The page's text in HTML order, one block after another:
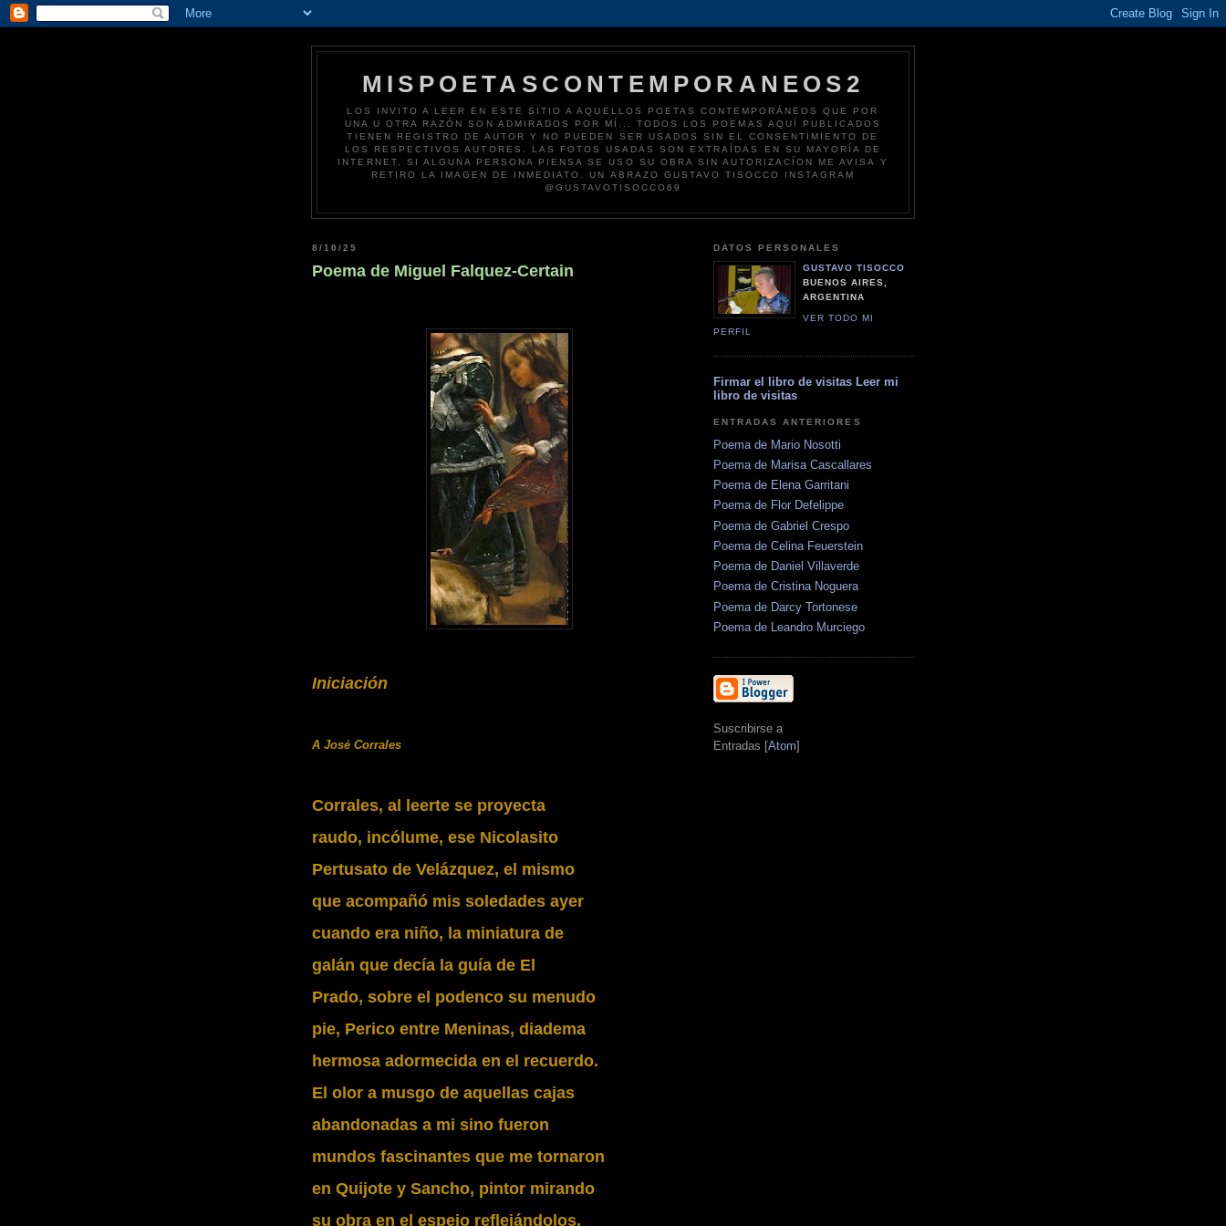
MISPOETASCONTEMPORANEOS2
LOS INVITO A LEER EN ESTE SITIO A AQUELLOS POETAS CONTEMPORÁNEOS QUE POR
UNA U OTRA RAZÓN SON ADMIRADOS POR MÍ... TODOS LOS POEMAS AQUÍ PUBLICADOS
TIENEN REGISTRO DE AUTOR Y NO PUEDEN SER USADOS SIN EL CONSENTIMIENTO DE
LOS RESPECTIVOS AUTORES. LAS FOTOS USADAS SON EXTRAÍDAS EN SU MAYORÍA DE
INTERNET, SI ALGUNA PERSONA PIENSA SE USO SU OBRA SIN AUTORIZACÍON ME AVISA Y
RETIRO LA IMAGEN DE INMEDIATO. UN ABRAZO GUSTAVO TISOCCO INSTAGRAM
@GUSTAVOTISOCCO69
8/10/25
Poema de Miguel Falquez-Certain
Iniciación
A José Corrales
Corrales, al leerte se proyecta
raudo, incólume, ese Nicolasito
Pertusato de Velázquez, el mismo
que acompañó mis soledades ayer
cuando era niño, la miniatura de
galán que decía la guía de El
Prado, sobre el podenco su menudo
pie, Perico entre Meninas, diadema
hermosa adormecida en el recuerdo.
El olor a musgo de aquellas cajas
abandonadas a mi sino fueron
mundos fascinantes que me tornaron
en Quijote y Sancho, pintor mirando
su obra en el espejo reflejándolos.
DATOS PERSONALES
GUSTAVO TISOCCO
BUENOS AIRES,
ARGENTINA
VER TODO MI
PERFIL
Firmar el libro de visitas Leer mi
libro de visitas
ENTRADAS ANTERIORES
Poema de Mario Nosotti
Poema de Marisa Cascallares
Poema de Elena Garritani
Poema de Flor Defelippe
Poema de Gabriel Crespo
Poema de Celina Feuerstein
Poema de Daniel Villaverde
Poema de Cristina Noguera
Poema de Darcy Tortonese
Poema de Leandro Murciego
Suscribirse a
Entradas [Atom]